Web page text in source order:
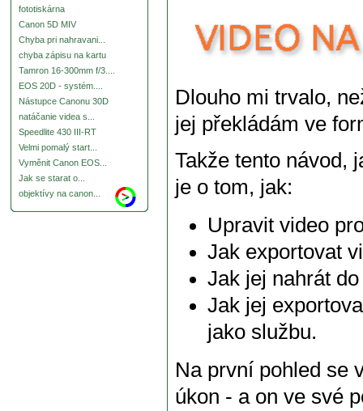
fototiskárna
Canon 5D MIV
Chyba pri nahravani...
chyba zápisu na kartu
Tamron 16-300mm f/3....
EOS 20D - systém....
Nástupce Canonu 30D
natáčanie videa s...
Speedlite 430 III-RT
Velmi pomalý start...
Vyměnit Canon EOS...
Jak se starat o...
objektívy na canon...
Dlouho mi trvalo,
jej překládám ve
Takže tento návod,
je o tom, jak:
Upravit video
Jak exportovat
Jak jej nahrát
Jak jej
jako službu.
Na první pohled se
úkon - a on ve své